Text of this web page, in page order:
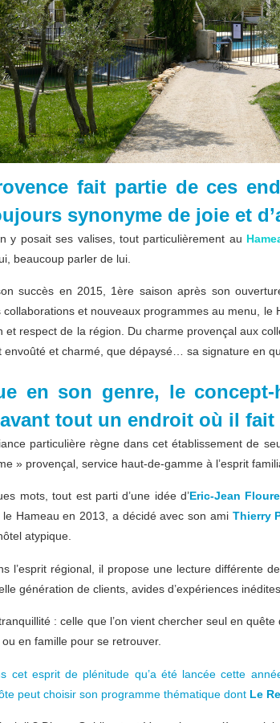
fait partie de ces
synonyme de joie et
y posait ses valises, tout particulièrement au
beaucoup parler de lui.
succès en 2015, 1ère saison après son
collaborations et nouveaux programmes au menu, le
et respect de la région. Du charme provençal aux
envoûté et charmé, que dépaysé… sa signature en
en son genre, le concept-
avant tout un endroit où il fait
particulière règne dans cet établissement de
» provençal, service haut-de-gamme à l’esprit
mots, tout est parti d’une idée d’Eric-Jean
le Hameau en 2013, a décidé avec son ami Thierry
atypique.
l’esprit régional, il propose une lecture différente
génération de clients, avides d’expériences inédites.
: celle que l’on vient chercher seul en
ou en famille pour se retrouver.
cet esprit de plénitude qu’a été lancée cette
peut choisir son programme thématique dont Le